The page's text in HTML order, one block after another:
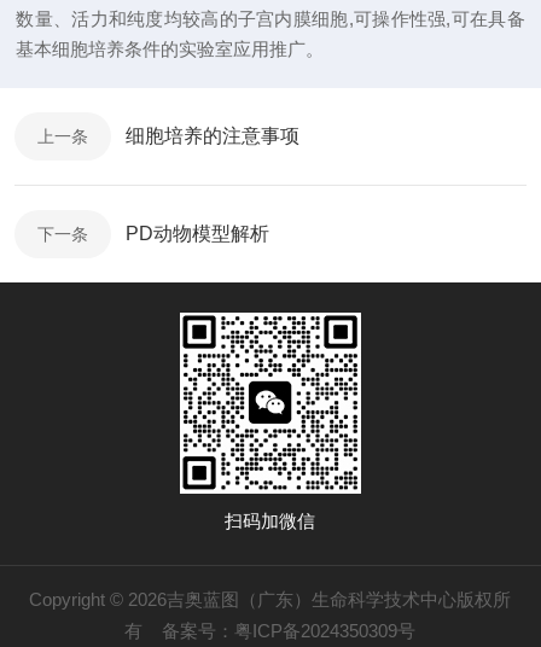
数量、活力和纯度均较高的子宫内膜细胞,可操作性强,可在具备
基本细胞培养条件的实验室应用推广。
上一条 细胞培养的注意事项
下一条 PD动物模型解析
扫码加微信
Copyright © 2026吉奥蓝图（广东）生命科学技术中心版权所
有 备案号：粤ICP备2024350309号